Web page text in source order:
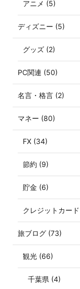
アニメ (5)
ディズニー (5)
グッズ (2)
PC関連 (50)
名言・格言 (2)
マネー (80)
FX (34)
節約 (9)
貯金 (6)
クレジットカー
旅ブログ (73)
観光 (66)
千葉県 (4)